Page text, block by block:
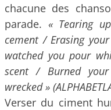
chacune des
parade. « Tearing
cement / Erasing
watched you pour
scent / Burned
wrecked »
Verser du ciment